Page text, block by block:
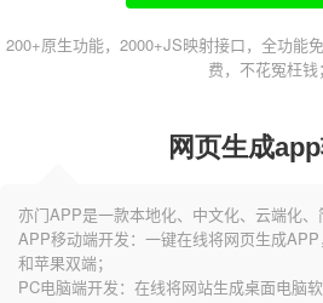
200+原生功能，2000+JS映射接口，全功能
费，不花冤枉钱；
网页生成
亦门APP是一款本地化、中文化、云端化、
APP移动端开发：一键在线将网页生成
和苹果双端；
PC电脑端开发：在线将网站生成桌面电脑